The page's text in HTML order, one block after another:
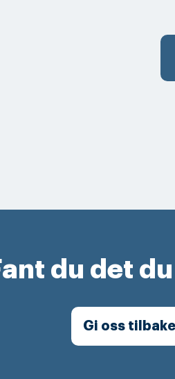
du det
Gi oss